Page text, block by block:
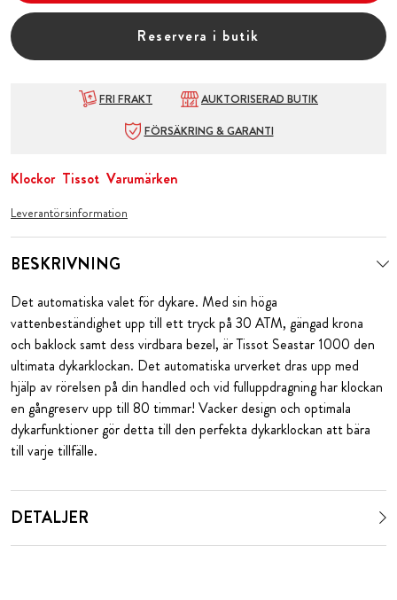
Reservera i butik
FRI FRAKT
AUKTORISERAD BUTIK
FÖRSÄKRING & GARANTI
Klockor Tissot Varumärken
Leverantörsinformation
BESKRIVNING
Det automatiska valet för dykare. Med sin höga
vattenbeständighet upp till ett tryck på 30 ATM, gängad krona
och baklock samt dess virdbara bezel, är Tissot Seastar 1000 den
ultimata dykarklockan. Det automatiska urverket dras upp med
hjälp av rörelsen på din handled och vid fulluppdragning har klockan
en gångreserv upp till 80 timmar! Vacker design och optimala
dykarfunktioner gör detta till den perfekta dykarklockan att bära
till varje tillfälle.
DETALJER